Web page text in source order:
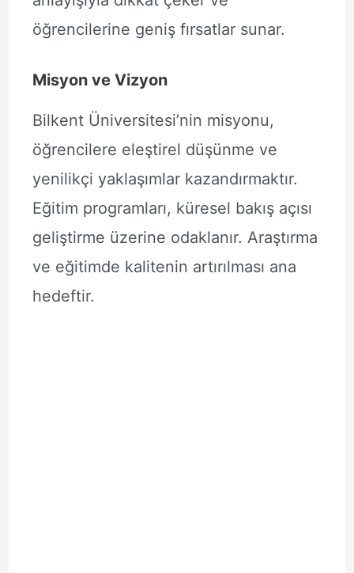
öğrencilerine geniş fırsatlar sunar.
Misyon ve Vizyon
Bilkent Üniversitesi’nin misyonu,
öğrencilere eleştirel düşünme ve
yenilikçi yaklaşımlar kazandırmaktır.
Eğitim programları, küresel bakış açısı
geliştirme üzerine odaklanır. Araştırma
ve eğitimde kalitenin artırılması ana
hedeftir.